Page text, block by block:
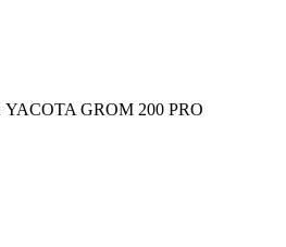
YAСOTA GROM 200 PRO